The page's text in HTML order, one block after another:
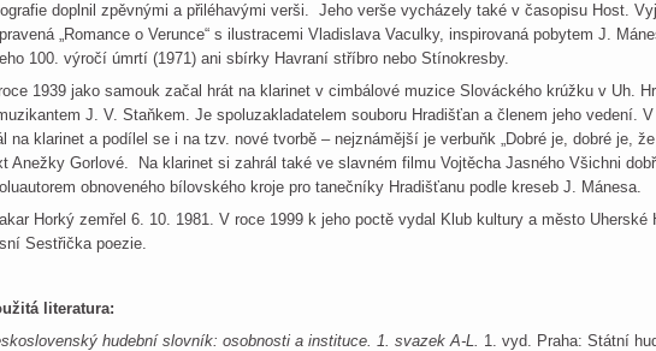
doplnil zpěvnými a přiléhavými verši. Jeho verše vycházely také v časopisu Host.
„Romance o Verunce“ s ilustracemi Vladislava Vaculky, inspirovaná pobytem J.
100. výročí úmrtí (1971) ani sbírky Havraní stříbro nebo Stínokresby.
1939 jako samouk začal hrát na klarinet v cimbálové muzice Slováckého krúžku v Uh.
J. V. Staňkem. Je spoluzakladatelem souboru Hradišťan a členem jeho vedení.
na klarinet a podílel se i na tzv. nové tvorbě – nejznámější je verbuňk „Dobré je, dobré je,
Anežky Gorlové. Na klarinet si zahrál také ve slavném filmu Vojtěcha Jasného Všichni
obnoveného bílovského kroje pro tanečníky Hradišťanu podle kreseb J. Mánesa.
Horký zemřel 6. 10. 1981. V roce 1999 k jeho poctě vydal Klub kultury a město Uherské
Sestřička poezie.
literatura:
hudební slovník: osobnosti a instituce. 1. svazek A-L. 1. vyd. Praha: Státní